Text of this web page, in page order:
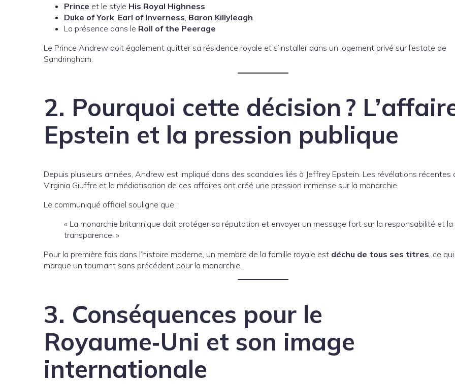
Prince et le style His Royal Highness
Duke of York Earl of Inverness Baron Killyleagh
La présence dans le Roll of the Peerage
Le Prince Andrew doit également quitter sa résidence royale et s’installer dans un logement privé sur l’estate de
Sandringham.
2. Pourquoi cette décision ?
Epstein et la pression publique
Depuis plusieurs années, Andrew est impliqué dans des scandales liés à Jeffrey Epstein. Les révélations récentes
Virginia Giuffre et la médiatisation de ces affaires ont créé une pression immense sur la monarchie.
Le communiqué officiel souligne que :
« La monarchie britannique doit protéger sa réputation et envoyer un message fort sur la responsabilité et la
transparence. »
Pour la première fois dans l’histoire moderne, un membre de la famille royale est déchu de tous ses titres, ce qui
marque un tournant sans précédent pour la monarchie.
3. Conséquences pour le
Royaume‑Uni et son image
internationale